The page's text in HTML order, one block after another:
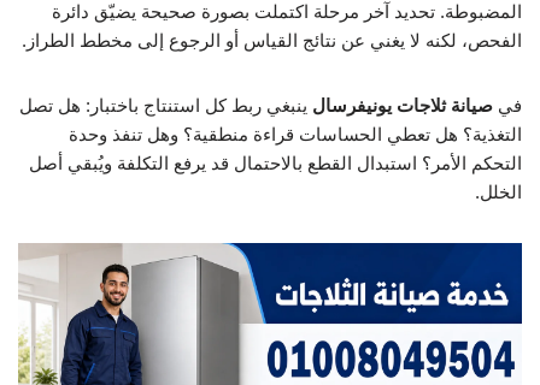
المضبوطة. تحديد آخر مرحلة اكتملت بصورة صحيحة يضيّق دائرة
الفحص، لكنه لا يغني عن نتائج القياس أو الرجوع إلى مخطط الطراز.
في صيانة ثلاجات يونيفرسال ينبغي ربط كل استنتاج باختبار: هل تصل
التغذية؟ هل تعطي الحساسات قراءة منطقية؟ وهل تنفذ وحدة
التحكم الأمر؟ استبدال القطع بالاحتمال قد يرفع التكلفة ويُبقي أصل
الخلل.